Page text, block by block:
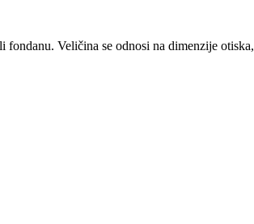
Veličina se odnosi na dimenzije